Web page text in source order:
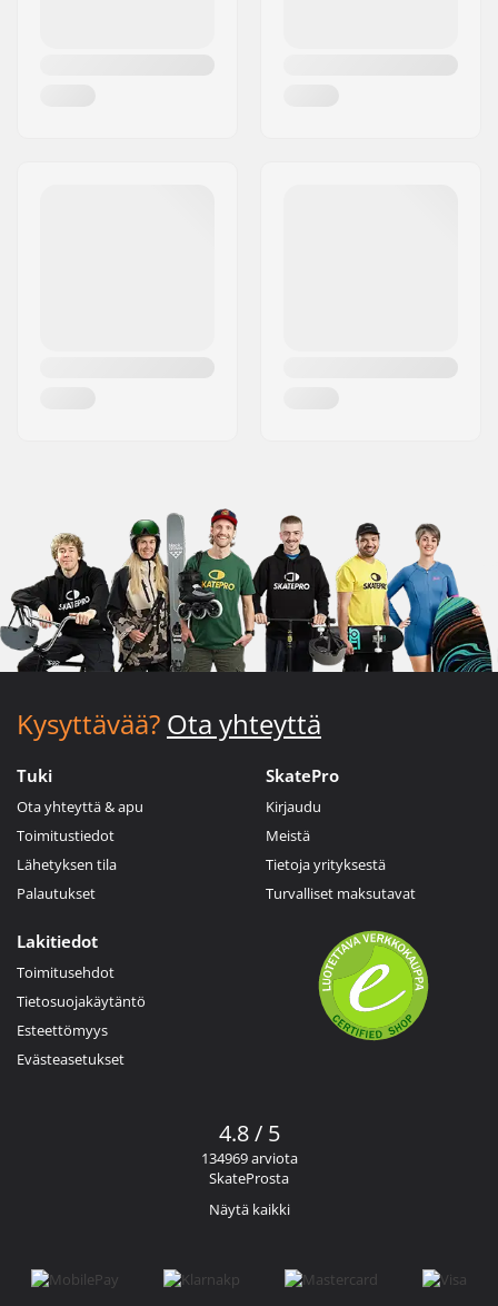
Kysyttävää? Ota yhteyttä
Tuki
Ota yhteyttä & apu
Toimitustiedot
Lähetyksen tila
Palautukset
SkatePro
Kirjaudu
Meistä
Tietoja yrityksestä
Turvalliset maksutavat
Lakitiedot
Toimitusehdot
Tietosuojakäytäntö
Esteettömyys
Evästeasetukset
4.8 / 5
134969 arviota
SkateProsta
Näytä kaikki